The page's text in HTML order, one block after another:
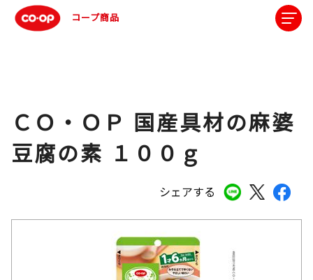
コープ商品
シェアする
ＣＯ・ＯＰ 国産具材の麻婆
豆腐の素 １００ｇ